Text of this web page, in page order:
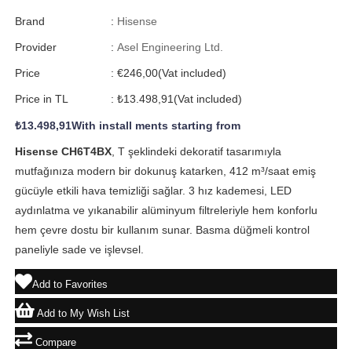
Brand : Hisense
Provider : Asel Engineering Ltd.
Price : €246,00(Vat included)
Price in TL : ₺13.498,91(Vat included)
₺13.498,91With install ments starting from
Hisense CH6T4BX, T şeklindeki dekoratif tasarımıyla
mutfağınıza modern bir dokunuş katarken, 412 m³/saat emiş
gücüyle etkili hava temizliği sağlar. 3 hız kademesi, LED
aydınlatma ve yıkanabilir alüminyum filtreleriyle hem konforlu
hem çevre dostu bir kullanım sunar. Basma düğmeli kontrol
paneliyle sade ve işlevsel.
Add to Favorites
Add to My Wish List
Compare